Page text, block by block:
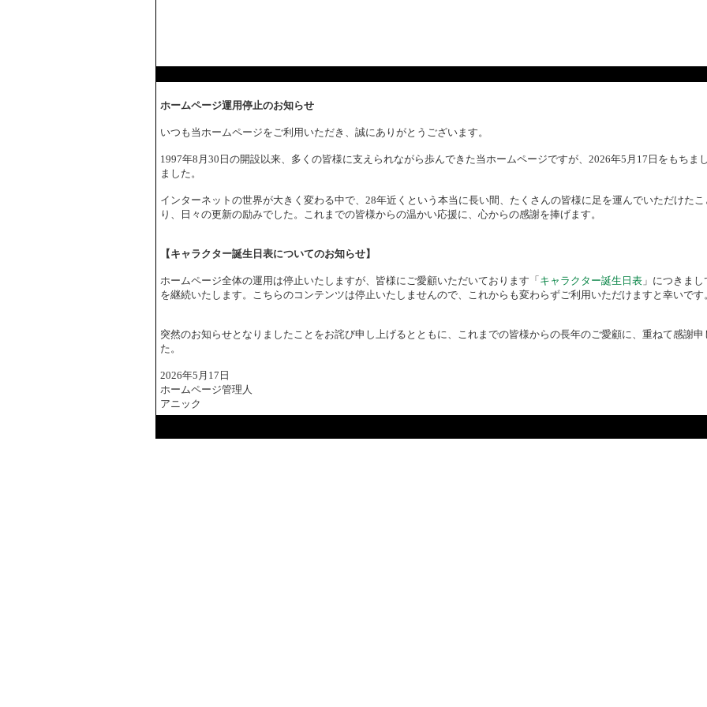
ホームページ運用停止のお知らせ
いつも当ホームページをご利用いただき、誠にありがとうございます。
1997年8月30日の開設以来、多くの皆様に支えられながら歩んできた当ホームページですが、2026年5月17日をもちま
ました。
インターネットの世界が大きく変わる中で、28年近くという本当に長い間、たくさんの皆様に足を運んでいただけた
り、日々の更新の励みでした。これまでの皆様からの温かい応援に、心からの感謝を捧げます。
【キャラクター誕生日表についてのお知らせ】
ホームページ全体の運用は停止いたしますが、皆様にご愛顧いただいております「 キャラクター誕生日表 」につきま
を継続いたします。こちらのコンテンツは停止いたしませんので、これからも変わらずご利用いただけますと幸いです
突然のお知らせとなりましたことをお詫び申し上げるとともに、これまでの皆様からの長年のご愛顧に、重ねて感謝
た。
2026年5月17日
ホームページ管理人
アニック